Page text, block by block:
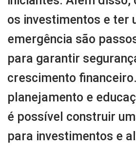
os investimentos e ter
emergência são
para garantir
crescimento
planejamento e
é possível construir
para investimentos e